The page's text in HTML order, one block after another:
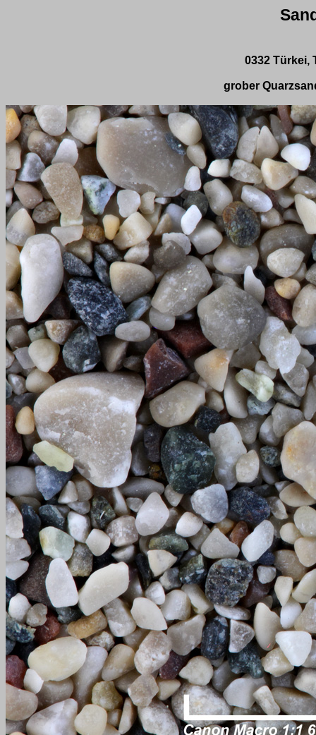
0332 Türkei,
grober